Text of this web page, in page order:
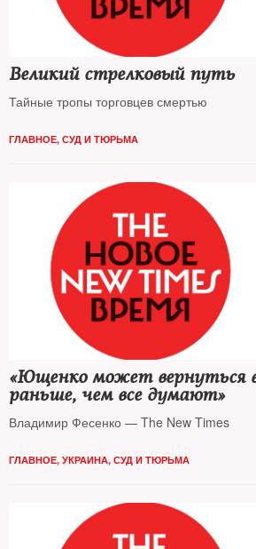
Великий стрелковый путь
Тайные тропы торговцев смертью
ГЛАВНОЕ, СУД И ТЮРЬМА
«Ющенко может вернуться
раньше, чем все думают»
Владимир Фесенко — The New Times
ГЛАВНОЕ, УКРАИНА, СУД И ТЮРЬМА